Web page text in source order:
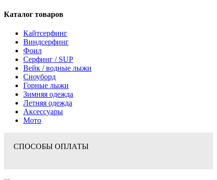
Каталог товаров
Кайтсерфинг
Виндсерфинг
Фоил
Серфинг / SUP
Вейк / водные лыжи
Сноуборд
Горные лыжи
Зимняя одежда
Летняя одежда
Аксессуары
Мото
СПОСОБЫ ОПЛАТЫ